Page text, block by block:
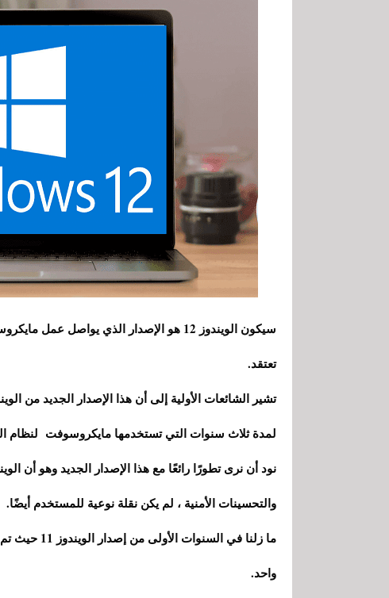
تعتقد.
لمدة ثلاث سنوات التي تستخدمها مايكروسوفت لنظام
والتحسينات الأمنية ، لم يكن نقلة نوعية للمستخدم أيضًا.
واحد.